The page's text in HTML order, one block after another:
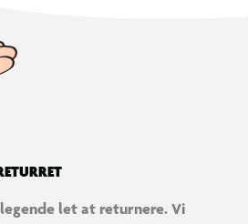
let at returnere. Vi